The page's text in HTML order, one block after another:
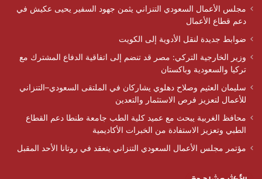
مجلس الأعمال السعودي التنزاني يثمن جهود السفير يحيى عكيش في
دعم قطاع الأعمال
ضوابط جديدة لنقل الأدوية إلى الكويت
وزير الخارجية التركي: مصر قد تنضم إلى اتفاقية الدفاع المشترك مع
تركيا والسعودية وباكستان
سليمان العثيم وصلاح دهلوي يشاركان في الملتقى السعودي–التنزاني
للأعمال لتعزيز فرص الاستثمار والتعدين
محافظ الغربية يبحث مع عميد كلية الطب جامعة طنطا دعم القطاع
الطبي وتعزيز الاستفادة من الخبرات الأكاديمية
مؤتمر مجلس الأعمال السعودي التنزاني ينعقد في روتانا الأحد المقبل